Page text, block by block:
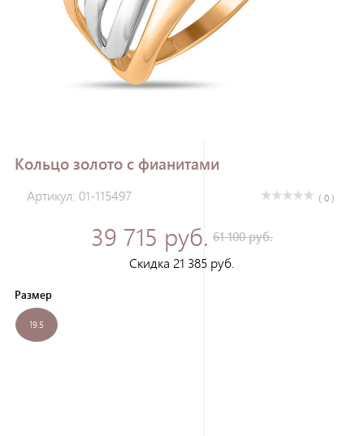
Кольцо золото с фианитами
Артикул: 01-115497 ( 0 )
39 715 руб. 61 100 руб.
Скидка 21 385 руб.
Размер
19.5
Зарегистрироваться